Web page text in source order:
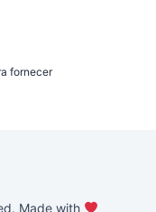
fornecer
Made with